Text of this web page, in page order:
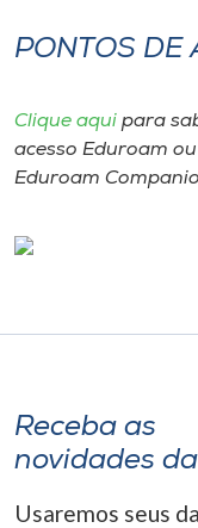
PONTOS DE
Clique aqui para
acesso Eduroam
Eduroam
Receba as
novidades
Usaremos seus